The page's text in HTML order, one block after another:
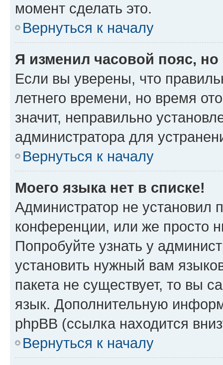
момент сделать это.
Вернуться к началу
Я изменил часовой пояс,
Если вы уверены, что
летнего времени, но время
значит, неправильно
администратора для
Вернуться к началу
Моего языка нет в списке!
Администратор не установил
конференции, или же просто
Попробуйте узнать у
установить нужный вам
пакета не существует, то вы
язык. Дополнительную
phpBB (ссылка находится
Вернуться к началу